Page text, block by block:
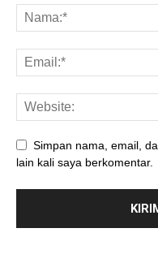
Simpan nama, email,
lain kali saya berkomentar.